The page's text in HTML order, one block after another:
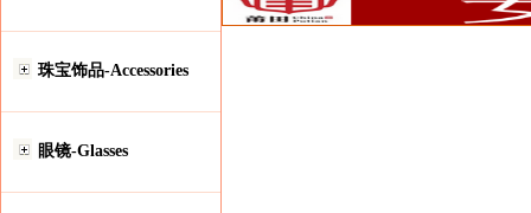
珠宝饰品-Accessories
眼镜-Glasses